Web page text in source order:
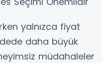
yalnızca fiyat
daha büyük
müdahaleler